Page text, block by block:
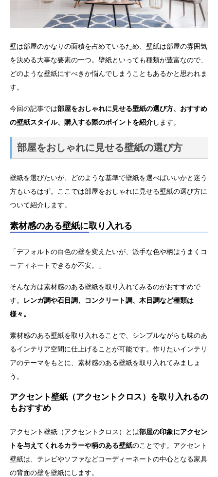
壁は部屋のかなりの面積を占めているため、壁紙は部屋の雰囲気
を決める大事な要素の一つ。壁紙といっても種類が豊富なので、
どのような壁紙にすべきか悩んでしまうこともあるかと思われま
す。
今回の記事では部屋をおしゃれに見せる壁紙の選び方、おすすめ
の壁紙スタイル、購入する際のポイントを紹介します。
部屋をおしゃれに見せる壁紙の選び方
壁紙を選びたいが、どのような基準で壁紙を選べばいいかと迷う
方もいるはず。ここでは部屋をおしゃれに見せる壁紙の選び方に
ついて紹介します。
素材感のある壁紙に取り入れる
「デフォルトの白色の壁を変えたいが、派手な色や柄はうまくコ
ーディネートできるか不安。」
そんな方は素材感のある壁紙を取り入れてみるのがおすすめで
す。 レンガ調や石目調、コンクリート調、木目調など種類は
様々。
素材感のある壁紙を取り入れることで、シンプルながらも味のあ
るインテリア空間に仕上げることが可能です。作りたいインテリ
アのテーマをもとに、素材感のある壁紙を取り入れてみましょ
う。
アクセント壁紙（アクセントクロス）を取り入れるの
もおすすめ
アクセント壁紙（アクセントクロス）とは部屋の印象にアクセン
トを与えてくれるカラーや柄のある壁紙のことです。アクセント
壁紙は、テレビやソファなどコーディーネートの中心となる家具
の背面の壁を壁紙にします。